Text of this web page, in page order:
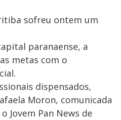
sofreu ontem um
paranaense, a
metas com o
dispensados,
Moron, comunicada
Jovem Pan News de